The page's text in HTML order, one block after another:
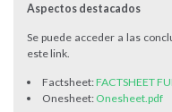
Aspectos destacados
Se puede acceder a las
este link.
Factsheet:FACTSHEET
Onesheet: Onesheet.pdf